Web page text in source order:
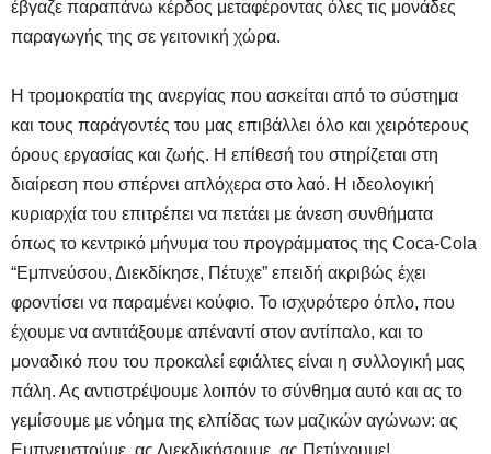
έβγαζε παραπάνω κέρδος μεταφέροντας όλες τις μονάδες
παραγωγής της σε γειτονική χώρα.
Η τρομοκρατία της ανεργίας που ασκείται από το σύστημα
και τους παράγοντές του μας επιβάλλει όλο και χειρότερους
όρους εργασίας και ζωής. Η επίθεσή του στηρίζεται στη
διαίρεση που σπέρνει απλόχερα στο λαό. Η ιδεολογική
κυριαρχία του επιτρέπει να πετάει με άνεση συνθήματα
όπως το κεντρικό μήνυμα του προγράμματος της Coca-Cola
“Εμπνεύσου, Διεκδίκησε, Πέτυχε” επειδή ακριβώς έχει
φροντίσει να παραμένει κούφιο. Το ισχυρότερο όπλο, που
έχουμε να αντιτάξουμε απέναντί στον αντίπαλο, και το
μοναδικό που του προκαλεί εφιάλτες είναι η συλλογική μας
πάλη. Ας αντιστρέψουμε λοιπόν το σύνθημα αυτό και ας το
γεμίσουμε με νόημα της ελπίδας των μαζικών αγώνων: ας
Εμπνευστούμε, ας Διεκδικήσουμε, ας Πετύχουμε!